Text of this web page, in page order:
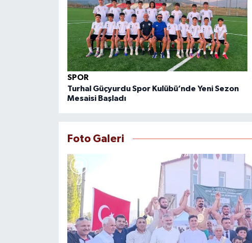
SPOR
Turhal Güçyurdu Spor Kulübü’nde Yeni Sezon
Mesaisi Başladı
Foto Galeri